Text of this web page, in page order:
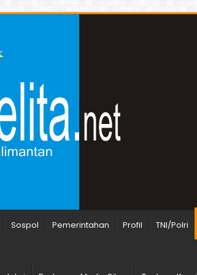
Sospol Pemerintahan Profil TNI/Polri